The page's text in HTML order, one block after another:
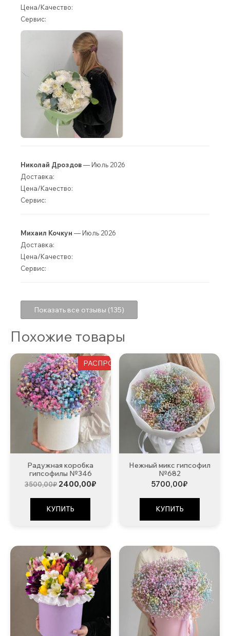
Цена/Качество:
Сервис:
Николай Дроздов— Июль 2026
Доставка:
Цена/Качество:
Сервис:
Михаил Кочкун — Июль 2026
Доставка:
Цена/Качество:
Сервис:
Показать все отзывы (135)
Похожие товары
РАСПРОДАЖА!
Радужная коробка
гипсофилы №346
3500,00₽ Первоначальная
составляла
3500,00₽.
2400,00₽Текущая
КУПИТЬ
Нежный микс гипсофил
№682
5700,00₽
КУПИТЬ